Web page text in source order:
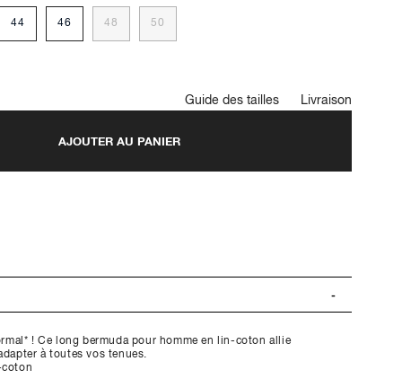
44 46 48 50
Guide des tailles Livraison
AJOUTER AU PANIER
! Ce long bermuda pour homme en lin-coton allie
à toutes vos tenues.